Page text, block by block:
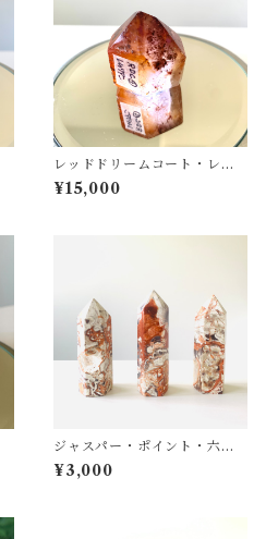
レッドドリームコート・レム
リアンシード④ ポイント・
ポリッシュ（磨き）
¥15,000
ジャスパー・ポイント・六角
柱
¥3,000